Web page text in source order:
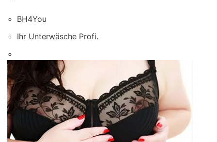
BH4You
Ihr Unterwäsche Profi.